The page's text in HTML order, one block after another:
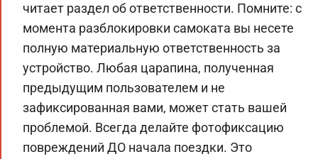
читает раздел об ответственности. Помните: с
момента разблокировки самоката вы несете
полную материальную ответственность за
устройство. Любая царапина, полученная
предыдущим пользователем и не
зафиксированная вами, может стать вашей
проблемой. Всегда делайте фотофиксацию
повреждений ДО начала поездки. Это